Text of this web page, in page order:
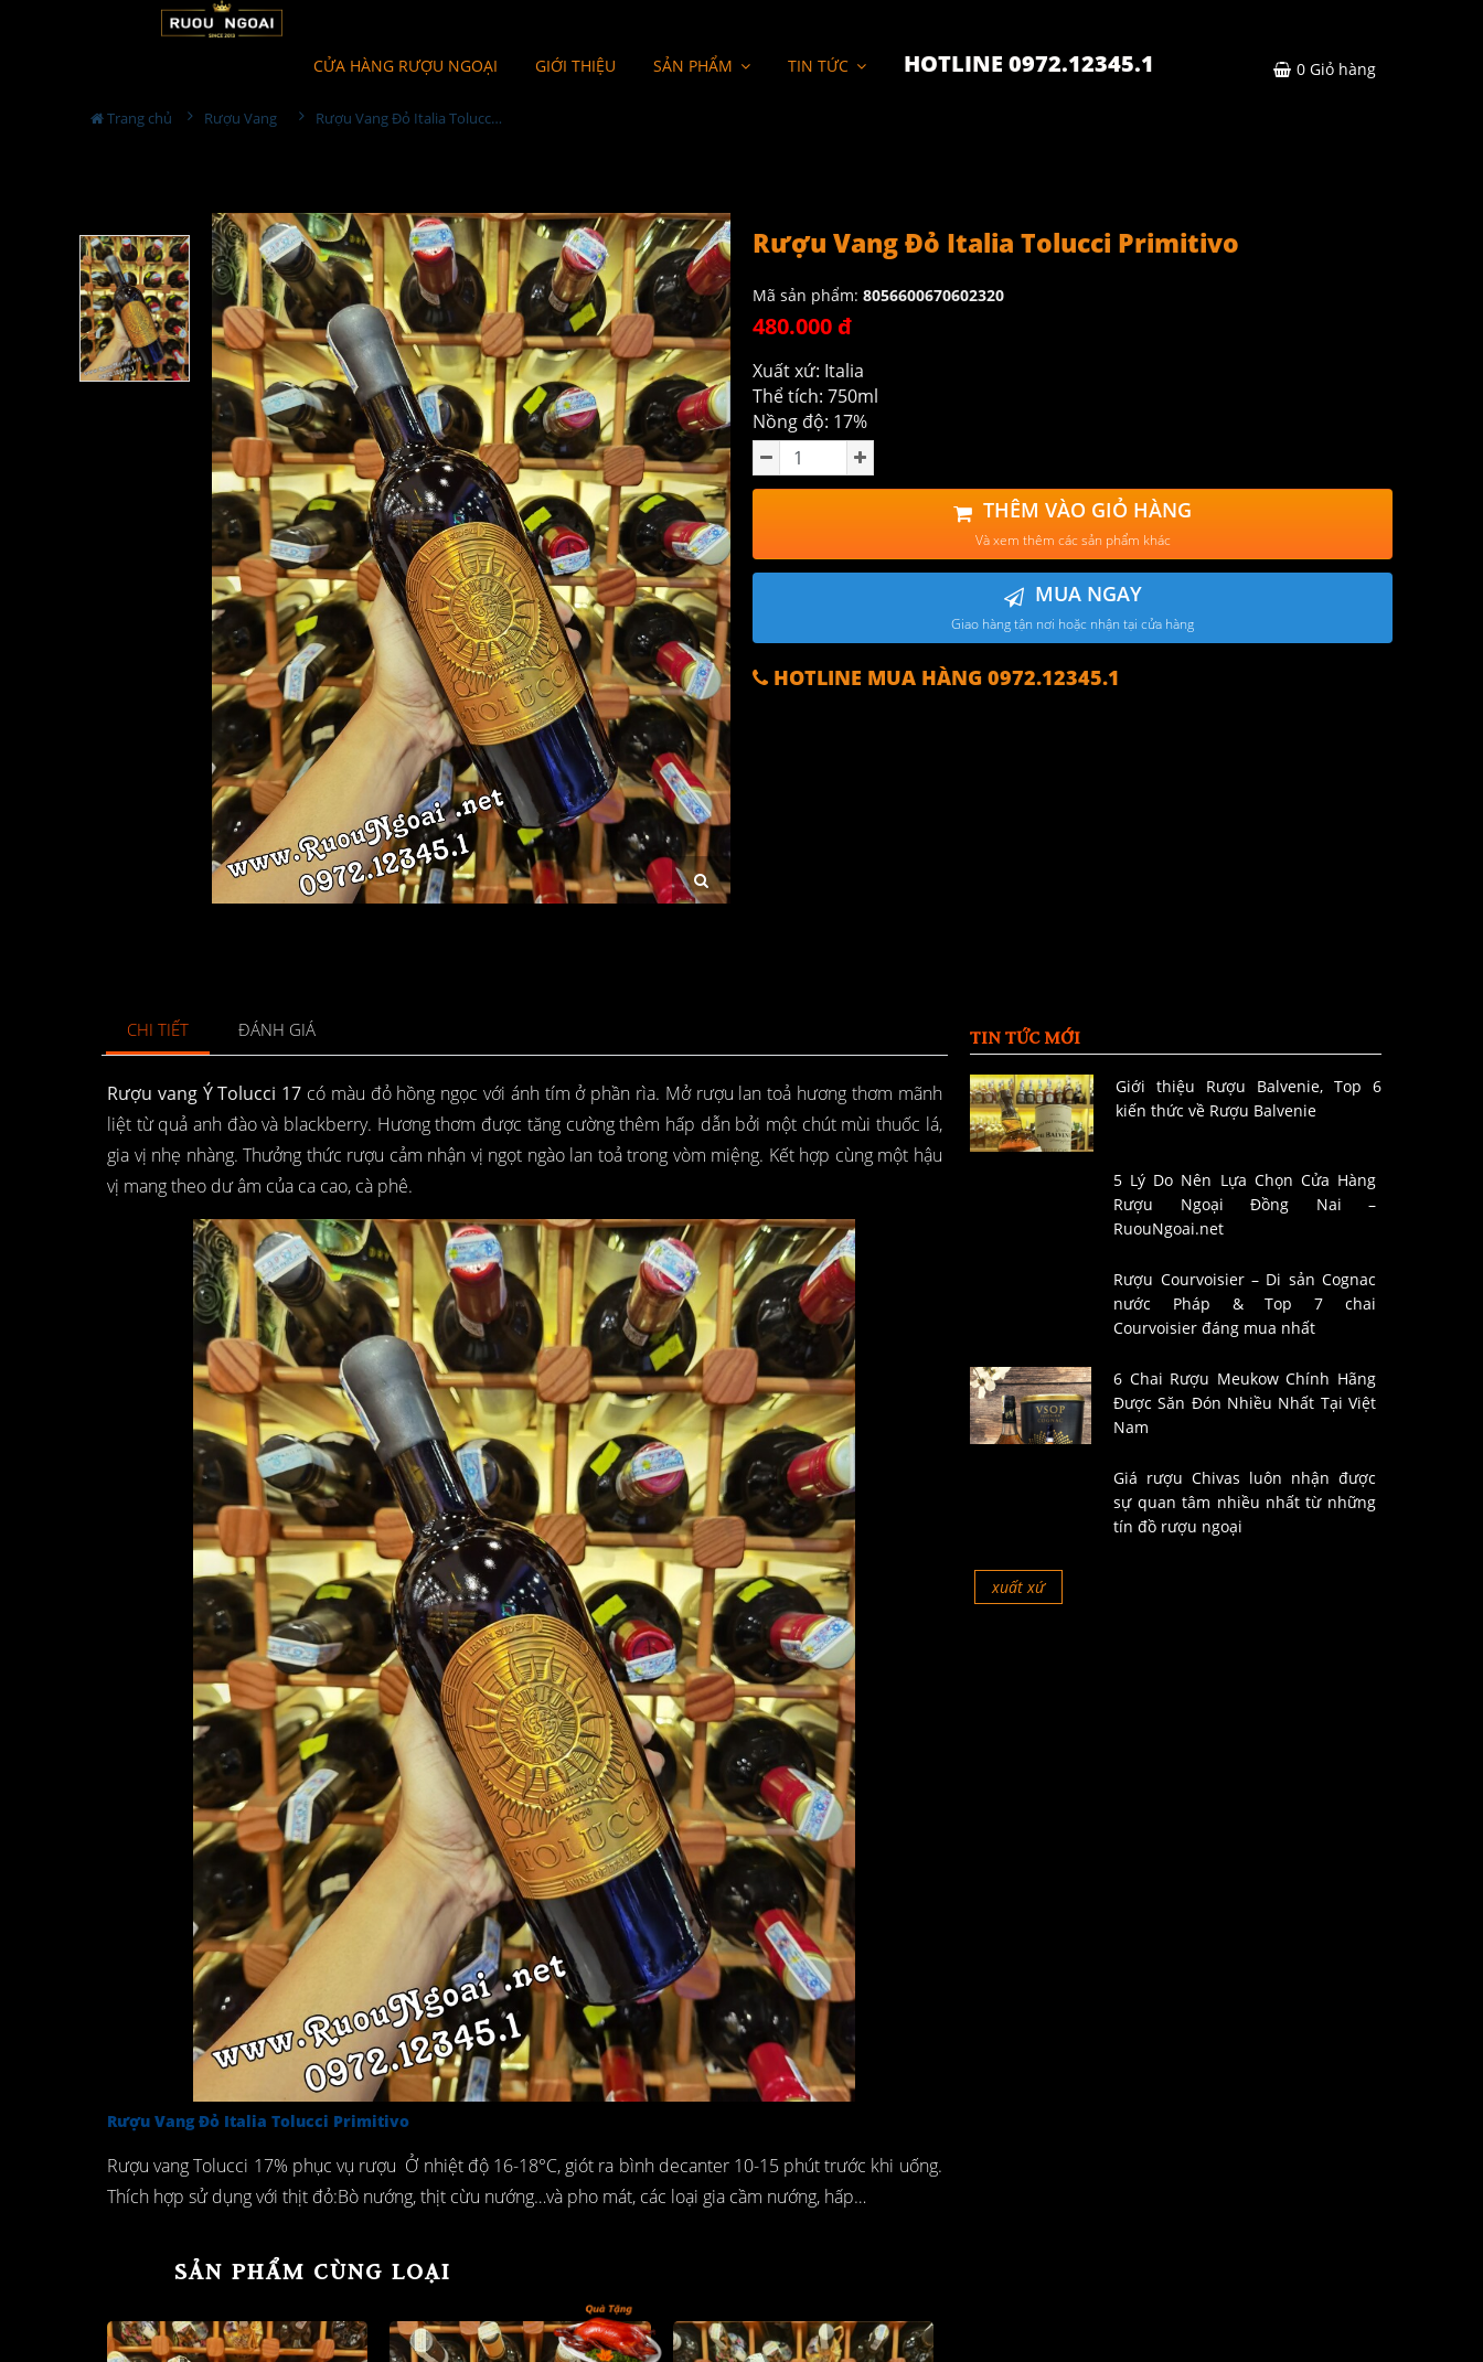
CỬA HÀNG RƯỢU NGOẠI GIỚI THIỆU SẢN PHẨM TIN TỨC HOTLINE 0972.12345.1 0 Giỏ hàng
Trang chủ Rượu Vang Rượu Vang Đỏ Italia Tolucci Primitivo
Rượu Vang Đỏ Italia Tolucci Primitivo
Mã sản phẩm: 8056600670602320
480.000 đ
Xuất xứ: Italia
Thể tích: 750ml
Nồng độ: 17%
THÊM VÀO GIỎ HÀNG
Và xem thêm các sản phẩm khác
MUA NGAY
Giao hàng tận nơi hoặc nhận tại cửa hàng
HOTLINE MUA HÀNG 0972.12345.1
CHI TIẾT ĐÁNH GIÁ
Rượu vang Ý Tolucci 17 có màu đỏ hồng ngọc với ánh tím ở phần rìa. Mở rượu lan toả hương thơm mãnh
liệt từ quả anh đào và blackberry. Hương thơm được tăng cường thêm hấp dẫn bởi một chút mùi thuốc lá,
gia vị nhẹ nhàng. Thưởng thức rượu cảm nhận vị ngọt ngào lan toả trong vòm miệng. Kết hợp cùng một hậu
vị mang theo dư âm của ca cao, cà phê.
Rượu Vang Đỏ Italia Tolucci Primitivo
Rượu vang Tolucci 17% phục vụ rượu Ở nhiệt độ 16-18°C, giót ra bình decanter 10-15 phút trước khi uống.
Thích hợp sử dụng với thịt đỏ:Bò nướng, thịt cừu nướng…và pho mát, các loại gia cầm nướng, hấp…
SẢN PHẨM CÙNG LOẠI
TIN TỨC MỚI
Giới thiệu Rượu Balvenie, Top 6
kiến thức về Rượu Balvenie
5 Lý Do Nên Lựa Chọn Cửa Hàng
Rượu Ngoại Đồng Nai –
RuouNgoai.net
Rượu Courvoisier – Di sản Cognac
nước Pháp & Top 7 chai
Courvoisier đáng mua nhất
6 Chai Rượu Meukow Chính Hãng
Được Săn Đón Nhiều Nhất Tại Việt
Nam
Giá rượu Chivas luôn nhận được
sự quan tâm nhiều nhất từ những
tín đồ rượu ngoại
xuất xứ